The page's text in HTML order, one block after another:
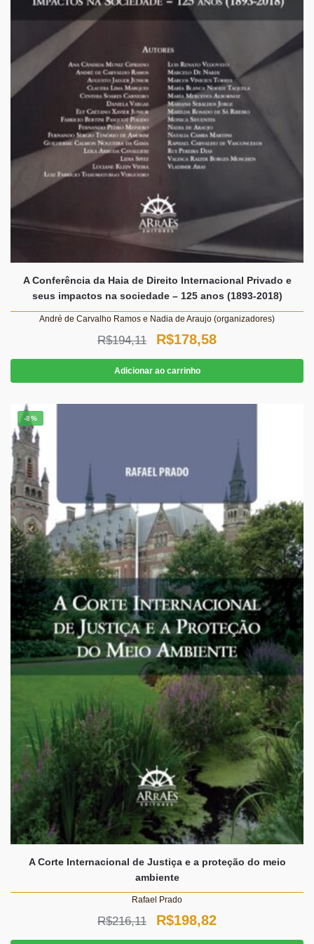
A Conferência da Haia de Direito Internacional Privado e
seus impactos na sociedade – 125 anos (1893-2018)
André de Carvalho Ramos e Nadia de Araujo (organizadores)
R$194,11
O
preço
original
era:
R$178,58O
preço
atual
é:
Adicionar ao carrinho
-8%
A Corte Internacional de Justiça e a proteção do meio
ambiente
Rafael Prado
R$216,11
O
R$198,82O